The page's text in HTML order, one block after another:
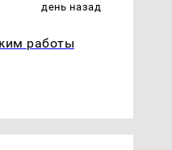
день назад
работы